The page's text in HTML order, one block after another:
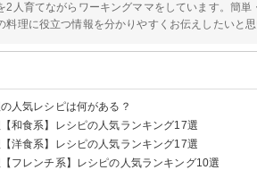
2人育てながらワーキングママをしています。簡単
料理に役立つ情報を分かりやすくお伝えしたいと
人気レシピは何がある？
和食系】レシピの人気ランキング17選
バター味噌肉じゃが
作れる大根と手羽先の煮物
に豚の角煮
みハンバーグ
じゃが
ルキャベツ
ー煮込みうどん
せに使える大根の煮物
いわしの梅煮
にぴったりホルモンのどて煮
ほったらかしおでん
にぴったりのホルモン煮込み
置き牛肉のしぐれ煮
ぷりモツ鍋
と豚肉の白だし煮
風カレー
根の煮物
洋食系】レシピの人気ランキング17選
単本格ビーフシチュー
スソースの煮込みハンバーグ
シチュー
キンの本格カレー
のロールキャベツ
菜のトマト煮込み
イスキー煮込み
トとバターのチキンカレー
トマト煮込み
リーム煮
トロガノフ
リームシチュー
で食べたい鶏肉のトマト煮込み
ナッツカレー
菜のトマト煮込み
ール煮
菜のクリーム煮
フレンチ系】レシピの人気ランキング10選